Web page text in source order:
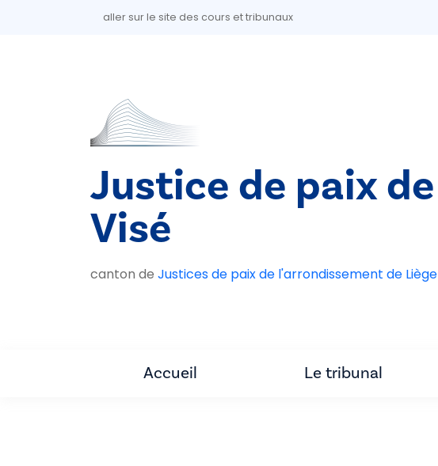
Aller au contenu principalaller sur le site des cours et tribunaux
Justice de paix de
Visé
canton de Justices de paix de l'arrondissement de Liège
Accueil Le tribunal